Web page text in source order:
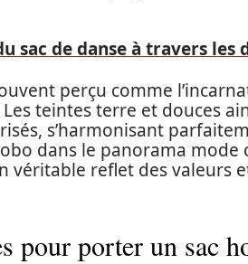
sac de danse à travers les
perçu comme
teintes terre et douces
s’harmonisant
dans le panorama
véritable reflet des valeurs
pour porter un sac